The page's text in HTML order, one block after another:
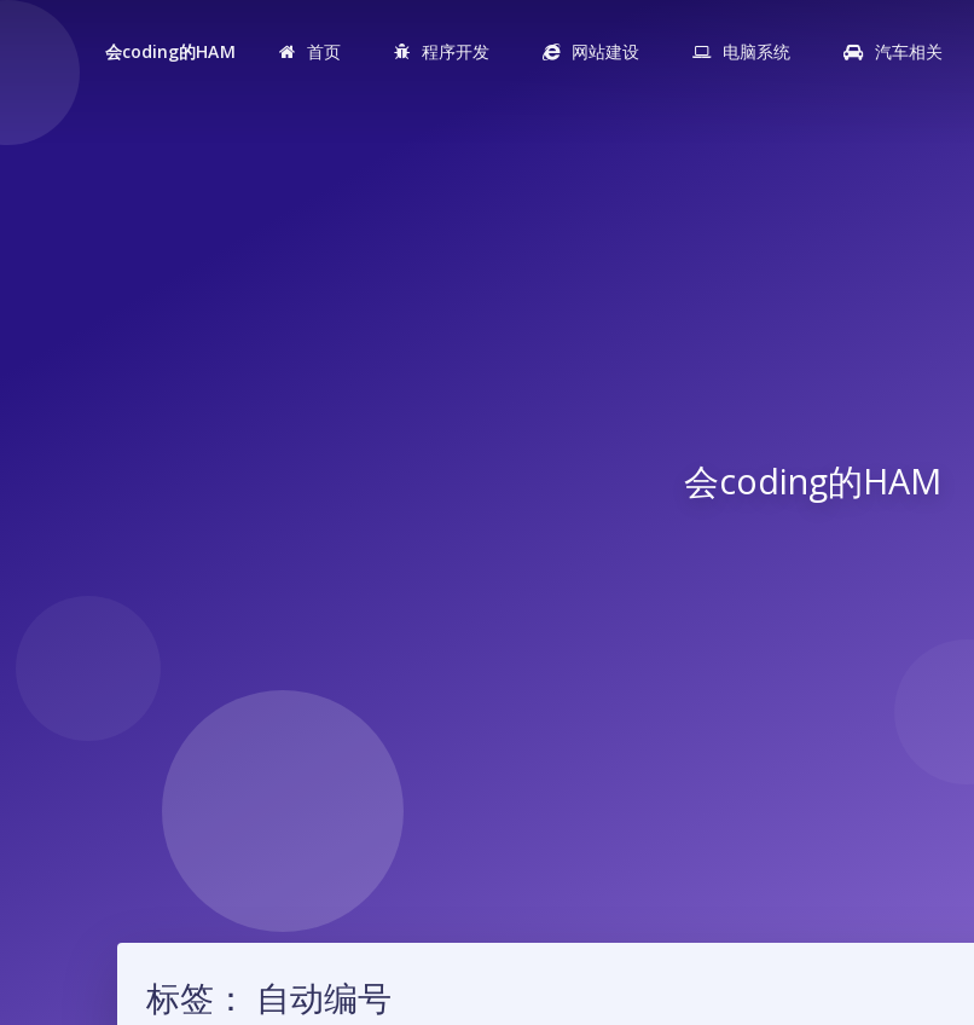
会coding的HAM 首页 程序开发 网站建设 电脑系统 汽车相关
会coding的HAM
标签： 自动编号